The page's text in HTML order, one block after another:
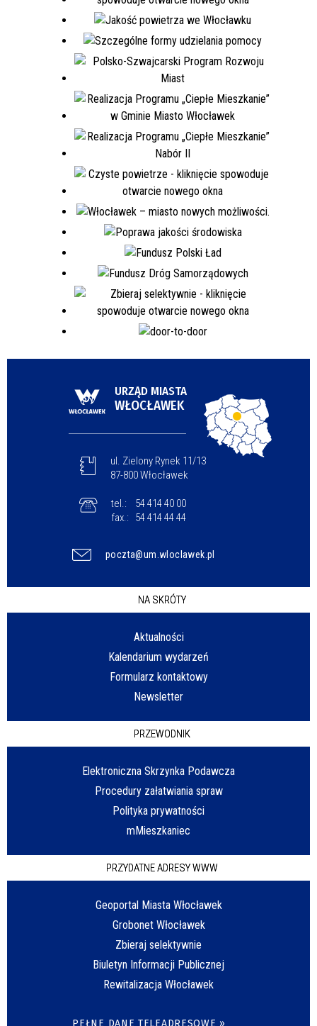
URZĄD MIASTA
WŁOCŁAWEK
ul. Zielony Rynek 11/13
87-800 Włocławek
tel.:
54 414 40 00
fax.:
54 414 44 44
poczta@um.wloclawek.pl
NA SKRÓTY
Aktualności
Kalendarium wydarzeń
Formularz kontaktowy
Newsletter
PRZEWODNIK
Elektroniczna Skrzynka Podawcza
Procedury załatwiania spraw
Polityka prywatności
mMieszkaniec
PRZYDATNE ADRESY WWW
Geoportal Miasta Włocławek
Grobonet Włocławek
Zbieraj selektywnie
Biuletyn Informacji Publicznej
Rewitalizacja Włocławek
PEŁNE DANE TELEADRESOWE »